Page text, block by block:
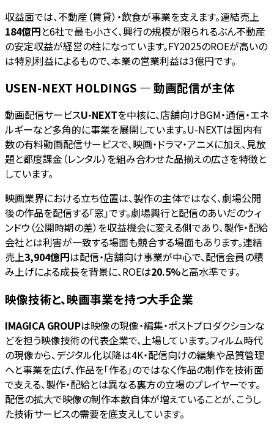
収益面では、不動産（賃貸）・飲食が事業を支えます。連結売上
184億円と6社で最も小さく、興行の規模が限られるぶん不動産
の安定収益が経営の柱になっています。FY2025のROEが高いの
は特別利益によるもので、本業の営業利益は3億円です。
USEN-NEXT HOLDINGS — 動画配信が主体
動画配信サービスU-NEXTを中核に、店舗向けBGM・通信・エネ
ルギーなど多角的に事業を展開しています。U-NEXTは国内有
数の有料動画配信サービスで、映画・ドラマ・アニメに加え、見放
題と都度課金（レンタル）を組み合わせた品揃えの広さを特徴と
しています。
映画業界における立ち位置は、製作の主体ではなく、劇場公開
後の作品を配信する「窓」です。劇場興行と配信のあいだのウィ
ンドウ（公開時期の差）を収益機会に変える側であり、製作・配給
会社とは利害が一致する場面も競合する場面もあります。連結
売上3,904億円は配信・店舗向け事業が中心で、配信会員の積
み上げによる成長を背景に、ROEは20.5%と高水準です。
映像技術と、映画事業を持つ大手企業
IMAGICA GROUPは映像の現像・編集・ポストプロダクションな
どを担う映像技術の代表企業で、上場しています。フィルム時代
の現像から、デジタル化以降は4K・配信向けの編集や品質管理
へと事業を広げ、作品を「作る」のではなく作品の制作を技術面
で支える、製作・配給とは異なる裏方の立場のプレイヤーです。
配信の拡大で映像の制作本数自体が増えていることが、こうし
た技術サービスの需要を底支えしています。